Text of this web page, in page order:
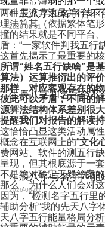
两种主流方法虽并行却
理法算其（依据繁体笔
撞的结果就是不同平台
盾：“一家软件判我五行
这首先揭示了最重要的核
所谓“姓名五行缺啥”是
算法）运算推衍出的评
那样，对应客观存在的
彼此可以矛盾；不同的
源算法结构体系差别很
提醒我们对报告的解读持
这恰恰凸显这类活动属
概念在互联网上的“文化
费网站、软件的测五行
呈现，但其根底源于一
不是绝对确定无疑答案的
那么，为什么人们会对
因为，“检测名字五行里
辅助分析“我的先天八
天八字五行能量格局分
生辰八字和名字合不
2026-08-01
生辰八字和名字合不
2026-08-01
生辰八字与名字匹配
2026-08-01